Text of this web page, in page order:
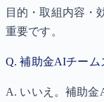
目的・取組内容・
重要です。
Q.補助金AIチーム
A. いいえ。補助